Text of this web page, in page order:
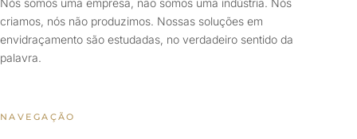
Nós somos uma empresa, não somos uma indústria. Nós
criamos, nós não produzimos. Nossas soluções em
envidraçamento são estudadas, no verdadeiro sentido da
palavra.
NAVEGAÇÃO